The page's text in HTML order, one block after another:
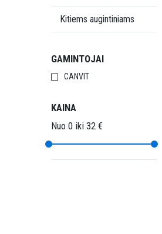
Kitiems augintiniams
GAMINTOJAI
CANVIT
KAINA